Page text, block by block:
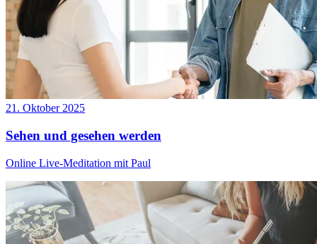
21. Oktober 2025
Sehen und gesehen werden
Online Live-Meditation mit Paul